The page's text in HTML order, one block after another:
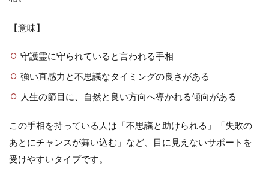
【意味】
守護霊に守られていると言われる手相
強い直感力と不思議なタイミングの良さがある
人生の節目に、自然と良い方向へ導かれる傾向がある
この手相を持っている人は「不思議と助けられる」「失敗の
あとにチャンスが舞い込む」など、目に見えないサポートを
受けやすいタイプです。